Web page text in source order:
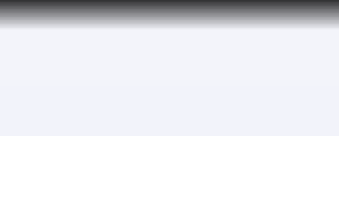
suspension to Bahrain (BAH), Erbil (EBL), and Kuwait